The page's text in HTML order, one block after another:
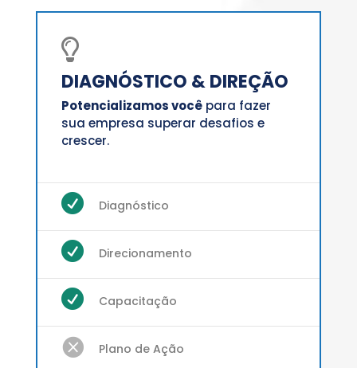

DIAGNÓSTICO & DIREÇÃO
Potencializamos vocêpara fazer
sua empresa superar desafios e
crescer.
 Diagnóstico
 Direcionamento
 Capacitação
 Plano de Ação